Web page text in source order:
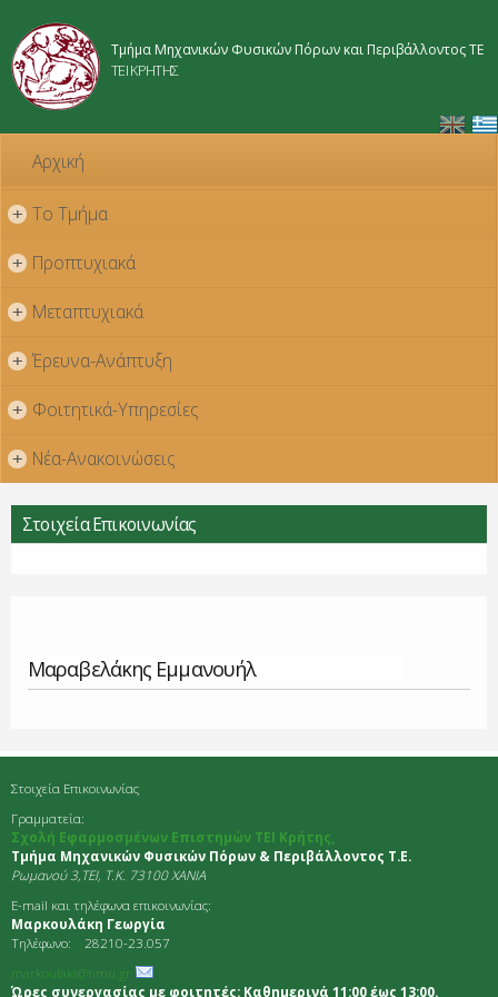
κυρίως
Τμήμα Μηχανικών Φυσικών Πόρων και Περιβάλλοντος ΤΕ
ΤΕΙ ΚΡΗΤΗΣ
Αρχική
+ Το Τμήμα
+ Προπτυχιακά
+ Μεταπτυχιακά
+ Έρευνα-Ανάπτυξη
+ Φοιτητικά-Υπηρεσίες
+ Νέα-Ανακοινώσεις
Στοιχεία Επικοινωνίας
Μαραβελάκης Εμμανουήλ
Στοιχεία Επικοινωνίας
Γραμματεία:
Σχολή Εφαρμοσμένων Επιστημών ΤΕΙ Κρήτης,
Τμήμα Μηχανικών Φυσικών Πόρων & Περιβάλλοντος Τ.Ε.
Ρωμανού 3,TEI, Τ.Κ. 73100 ΧΑΝΙΑ
E-mail και τηλέφωνα επικοινωνίας:
Μαρκουλάκη Γεωργία
Τηλέφωνο: 28210-23.057
markoulaki@hmu.gr
Ώρες συνεργασίας με φοιτητές: Καθημερινά 11:00 έως 13:00.